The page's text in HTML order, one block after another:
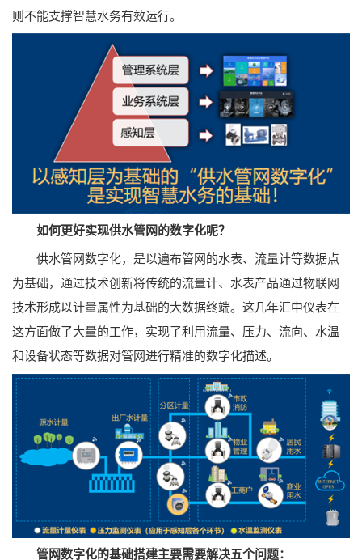
则不能支撑智慧水务有效运行。
如何更好实现供水管网的数字化呢？
供水管网数字化，是以遍布管网的水表、流量计等数据点
为基础，通过技术创新将传统的流量计、水表产品通过物联网
技术形成以计量属性为基础的大数据终端。这几年汇中仪表在
这方面做了大量的工作，实现了利用流量、压力、流向、水温
和设备状态等数据对管网进行精准的数字化描述。
管网数字化的基础搭建主要需要解决五个问题：